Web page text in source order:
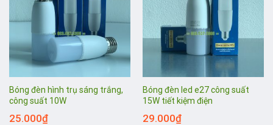
Bóng đèn hình trụ sáng trắng,
công suất 10W
25.000₫
Bóng đèn led e27 công suất
15W tiết kiệm điện
29.000₫